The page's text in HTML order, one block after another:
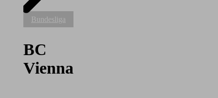
BC
Vienna
Bundesliga
BC
Vienna